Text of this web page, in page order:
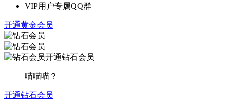
VIP用户专属QQ群
开通黄金会员
开通钻石会员
喵喵喵？
开通钻石会员